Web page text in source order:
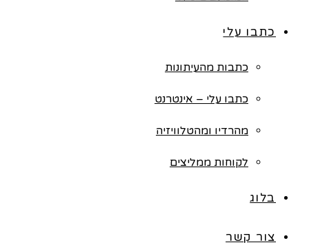
כתבו עלי
כתבות מהעיתונות
כתבו עלי – אינטרנט
מהרדיו ומהטלוויזיה
לקוחות ממליצים
בלוג
צור קשר